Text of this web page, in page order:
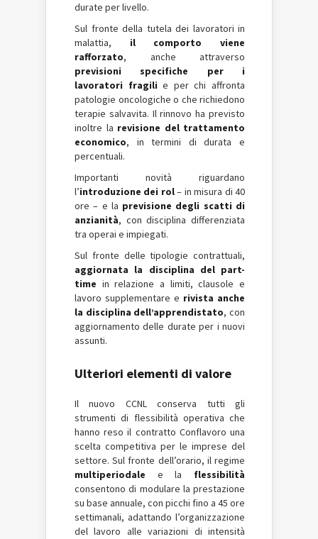
durate per livello.
Sul fronte della tutela dei lavoratori in
malattia, il comporto viene
rafforzato, anche attraverso
previsioni specifiche per i
lavoratori fragili e per chi affronta
patologie oncologiche o che richiedono
terapie salvavita. Il rinnovo ha previsto
inoltre la revisione del trattamento
economico, in termini di durata e
percentuali.
Importanti novità riguardano
l’introduzione dei rol– in misura di 40
ore – e la previsione degli scatti di
anzianità, con disciplina differenziata
tra operai e impiegati.
Sul fronte delle tipologie contrattuali,
aggiornata la disciplina del part-
time in relazione a limiti, clausole e
lavoro supplementare e rivista anche
la disciplina dell’apprendistato, con
aggiornamento delle durate per i nuovi
assunti.
Ulteriori elementi di valore
Il nuovo CCNL conserva tutti gli
strumenti di flessibilità operativa che
hanno reso il contratto Conflavoro una
scelta competitiva per le imprese del
settore. Sul fronte dell’orario, il regime
multiperiodale e la flessibilità
consentono di modulare la prestazione
su base annuale, con picchi fino a 45 ore
settimanali, adattando l’organizzazione
del lavoro alle variazioni di intensità